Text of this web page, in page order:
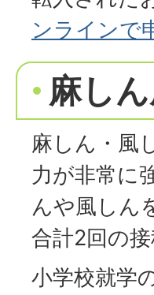
ンラインで
麻し
麻しん・風
力が非常に
んや風しん
合計2回の接
小学校就学